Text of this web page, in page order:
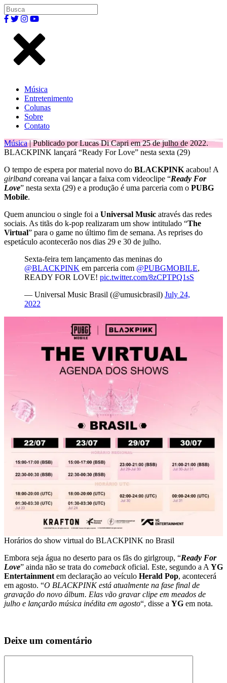
Música
Entretenimento
Colunas
Sobre
Contato
Música| Publicado por Lucas Di Capri em 25 de julho de 2022.
BLACKPINK lançará “Ready For Love” nesta sexta (29)
O tempo de espera por material novo do BLACKPINK acabou! A
girlband coreana vai lançar a faixa com videoclipe “Ready For
Love” nesta sexta (29) e a produção é uma parceria com o PUBG
Mobile.
Quem anunciou o single foi a Universal Music através das redes
sociais. As titãs do k-pop realizaram um show intitulado “The
Virtual” para o game no último fim de semana. As reprises do
espetáculo acontecerão nos dias 29 e 30 de julho.
Sexta-feira tem lançamento das meninas do
@BLACKPINK em parceria com @PUBGMOBILE,
READY FOR LOVE! pic.twitter.com/8zCPTPQ1sS
— Universal Music Brasil (@umusicbrasil) July 24,
2022
Horários do show virtual do BLACKPINK no Brasil
Embora seja água no deserto para os fãs do girlgroup, “Ready For
Love” ainda não se trata do comebackoficial. Este, segundo a A YG
Entertainment em declaração ao veículo Herald Pop, acontecerá
em agosto. “O BLACKPINK está atualmente na fase final de
gravação do novo álbum. Elas vão gravar clipe em meados de
julho e lançarão música inédita em agosto“, disse a YG em nota.
Deixe um comentário